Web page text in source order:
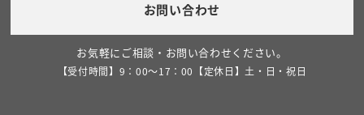
お問い合わせ
お気軽にご相談・お問い合わせください。
【受付時間】9：00～17：00【定休日】土・日・祝日